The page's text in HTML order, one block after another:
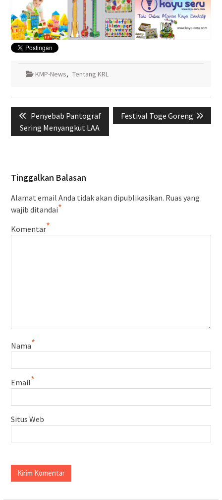
KMP-News, Tentang KRL
Navigasi
pos Previous
post:
Penyebab Pantograf
Sering Menyangkut LAA
Next
post:
Festival Toge Goreng
Tinggalkan Balasan
Alamat email Anda tidak akan dipublikasikan. Ruas yang
wajib ditandai*
Komentar*
Nama*
Email*
Situs Web